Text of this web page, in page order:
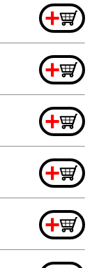
+
+
+
+
+